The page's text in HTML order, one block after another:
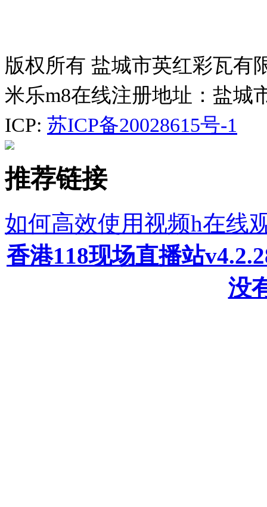
版权所有 盐城市英红彩瓦有
米乐m8在线注册地址：盐城
ICP: 苏ICP备20028615号-1
推荐链接
如何高效使用视频h在线
香港118现场直播站
没